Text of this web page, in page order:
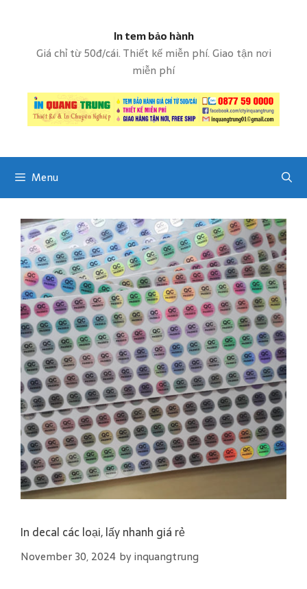
t
In tem bảo hành
Giá chỉ từ 50đ/cái. Thiết kế miễn phí. Giao tận nơi
miễn phí
Menu
In decal các loại, lấy nhanh giá rẻ
November 30, 2024 by inquangtrung